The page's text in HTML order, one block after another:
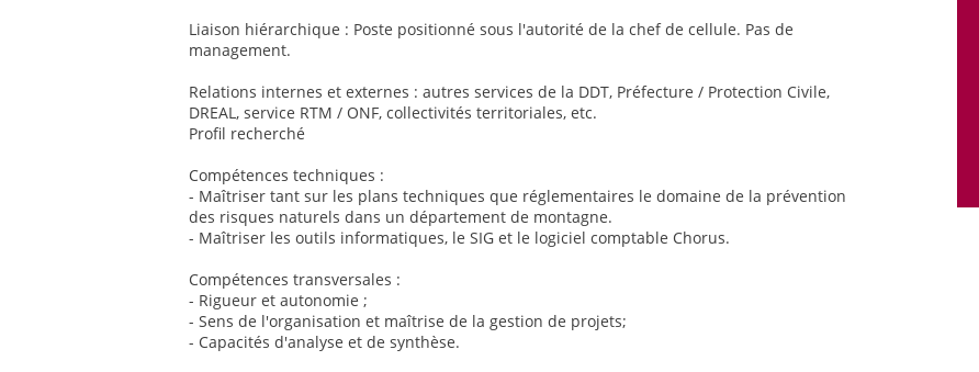
Liaison hiérarchique : Poste positionné sous l'autorité de la chef de cellule. Pas de
management.
Relations internes et externes : autres services de la DDT, Préfecture / Protection Civile,
DREAL, service RTM / ONF, collectivités territoriales, etc.
Profil recherché
Compétences techniques :
- Maîtriser tant sur les plans techniques que réglementaires le domaine de la prévention
des risques naturels dans un département de montagne.
- Maîtriser les outils informatiques, le SIG et le logiciel comptable Chorus.
Compétences transversales :
- Rigueur et autonomie ;
- Sens de l'organisation et maîtrise de la gestion de projets;
- Capacités d'analyse et de synthèse.